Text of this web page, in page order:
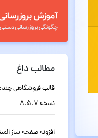
مطالب داغ
نسخه 8.5.7